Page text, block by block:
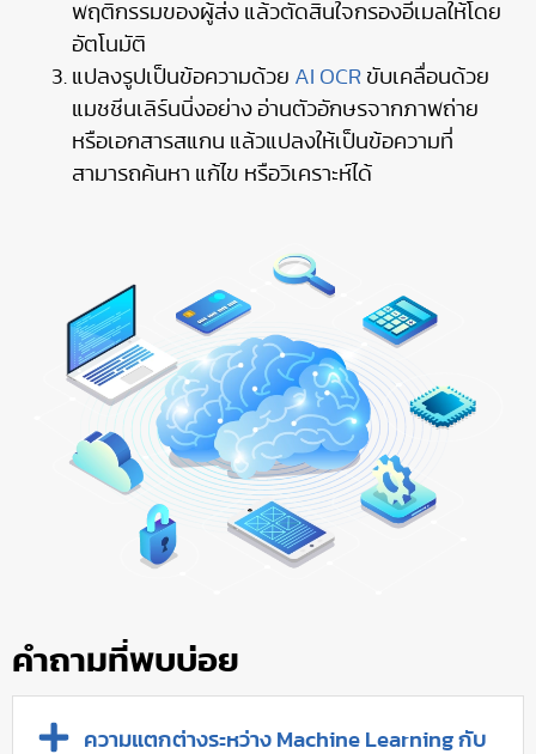
พฤติกรรมของผู้ส่ง แล้วตัดสินใจกรองอีเมลให้โดย
อัตโนมัติ
แปลงรูปเป็นข้อความด้วย AI OCR ขับเคลื่อนด้วย
แมชชีนเลิร์นนิ่งอย่าง อ่านตัวอักษรจากภาพถ่าย
หรือเอกสารสแกน แล้วแปลงให้เป็นข้อความที่
สามารถค้นหา แก้ไข หรือวิเคราะห์ได้
คำถามที่พบบ่อย
ความแตกต่างระหว่าง Machine Learning กับ